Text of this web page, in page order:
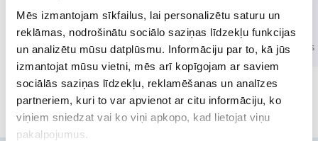
Mēs izmantojam sīkfailus, lai personalizētu saturu un
reklāmas, nodrošinātu sociālo saziņas līdzekļu funkcijas
un analizētu mūsu datplūsmu. Informāciju par to, kā jūs
izmantojat mūsu vietni, mēs arī kopīgojam ar saviem
sociālās saziņas līdzekļu, reklamēšanas un analīzes
partneriem, kuri to var apvienot ar citu informāciju, ko
viņiem sniedzat vai ko viņi apkopo, kad lietojat viņu
pakalpojumus.
Drills,
Screwdrivers
21 products
Jigsaws
2 products